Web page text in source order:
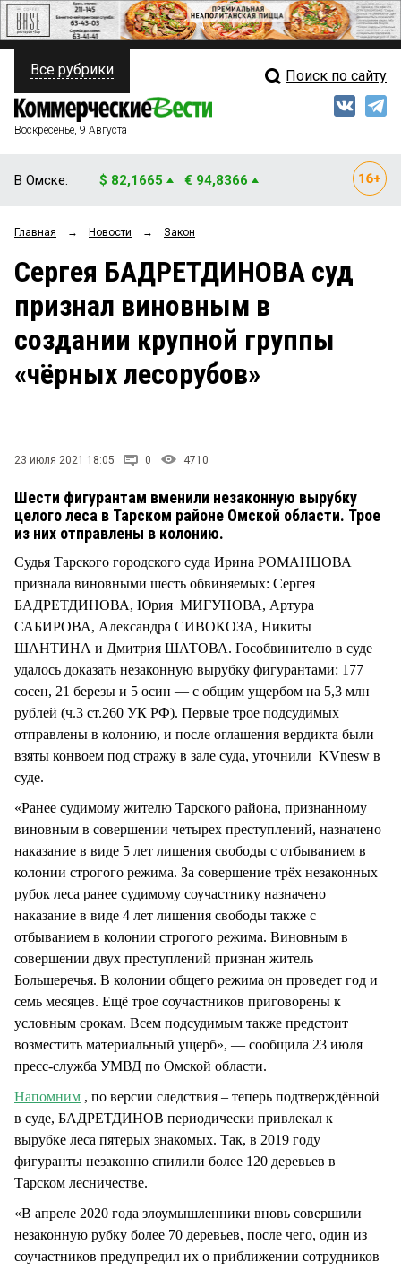
ПОЛИТИКА
ФИНАНСЫ
ОБЩЕСТВО
ЗАКОН
НОВОСТИ КОМПАНИЙ
ПРОИСШЕСТВИЯ
Свежий выпуск
Рейтинги
Блоги
Архив
Все рубрики Поиск по сайту
Воскресенье, 9 Августа
В Омске: $ 82,1665 € 94,8366
Главная → Новости → Закон
Сергея БАДРЕТДИНОВА суд
признал виновным в
создании крупной группы
«чёрных лесорубов»
23 июля 2021 18:05 0 4710
Шести фигурантам вменили незаконную вырубку
целого леса в Тарском районе Омской области. Трое
из них отправлены в колонию.
Судья Тарского городского суда Ирина РОМАНЦОВА
признала виновными шесть обвиняемых: Сергея
БАДРЕТДИНОВА, Юрия МИГУНОВА, Артура
САБИРОВА, Александра СИВОКОЗА, Никиты
ШАНТИНА и Дмитрия ШАТОВА. Гособвинителю в суде
удалось доказать незаконную вырубку фигурантами: 177
сосен, 21 березы и 5 осин — с общим ущербом на 5,3 млн
рублей (ч.3 ст.260 УК РФ). Первые трое подсудимых
отправлены в колонию, и после оглашения вердикта были
взяты конвоем под стражу в зале суда, уточнили KVnesw в
суде.
«Ранее судимому жителю Тарского района, признанному
виновным в совершении четырех преступлений, назначено
наказание в виде 5 лет лишения свободы с отбыванием в
колонии строгого режима. За совершение трёх незаконных
рубок леса ранее судимому соучастнику назначено
наказание в виде 4 лет лишения свободы также с
отбыванием в колонии строгого режима. Виновным в
совершении двух преступлений признан житель
Большеречья. В колонии общего режима он проведет год и
семь месяцев. Ещё трое соучастников приговорены к
условным срокам. Всем подсудимым также предстоит
возместить материальный ущерб», — сообщила 23 июля
пресс-служба УМВД по Омской области.
Напомним , по версии следствия – теперь подтверждённой
в суде, БАДРЕТДИНОВ периодически привлекал к
вырубке леса пятерых знакомых. Так, в 2019 году
фигуранты незаконно спилили более 120 деревьев в
Тарском лесничестве.
«В апреле 2020 года злоумышленники вновь совершили
незаконную рубку более 70 деревьев, после чего, один из
соучастников предупредил их о приближении сотрудников